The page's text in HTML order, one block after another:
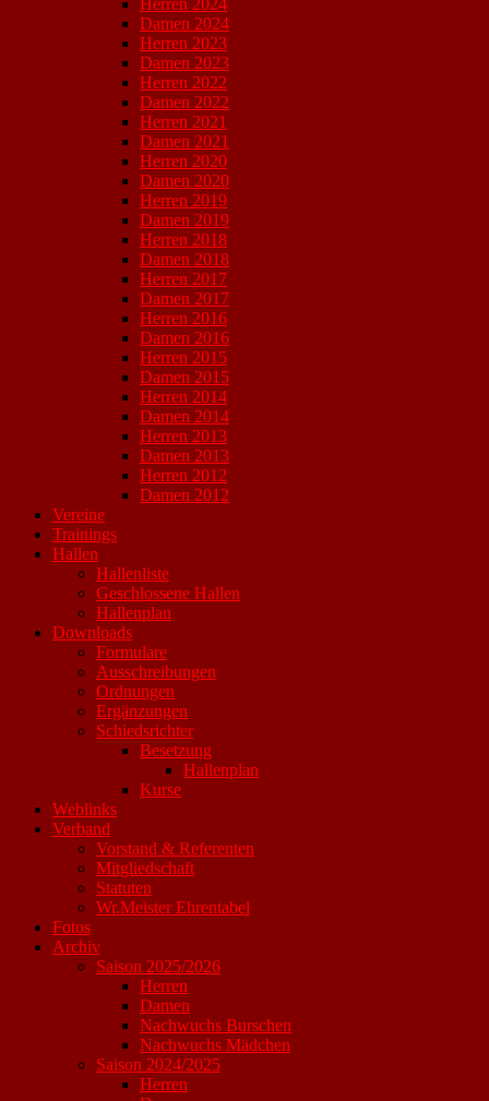
Herren 2024
Damen 2024
Herren 2023
Damen 2023
Herren 2022
Damen 2022
Herren 2021
Damen 2021
Herren 2020
Damen 2020
Herren 2019
Damen 2019
Herren 2018
Damen 2018
Herren 2017
Damen 2017
Herren 2016
Damen 2016
Herren 2015
Damen 2015
Herren 2014
Damen 2014
Herren 2013
Damen 2013
Herren 2012
Damen 2012
Vereine
Trainings
Hallen
Hallenliste
Geschlossene Hallen
Hallenplan
Downloads
Formulare
Ausschreibungen
Ordnungen
Ergänzungen
Schiedsrichter
Besetzung
Hallenplan
Kurse
Weblinks
Verband
Vorstand & Referenten
Mitgliedschaft
Statuten
Wr.Meister Ehrentabel
Fotos
Archiv
Saison 2025/2026
Herren
Damen
Nachwuchs Burschen
Nachwuchs Mädchen
Saison 2024/2025
Herren